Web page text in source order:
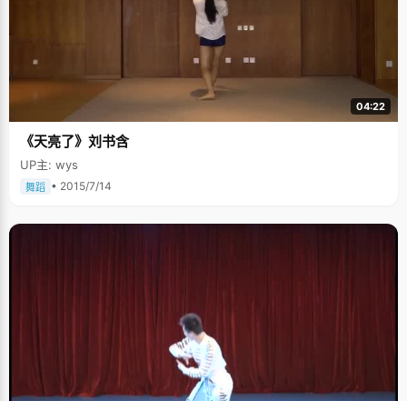
04:22
《天亮了》刘书含
UP主: wys
舞蹈 • 2015/7/14